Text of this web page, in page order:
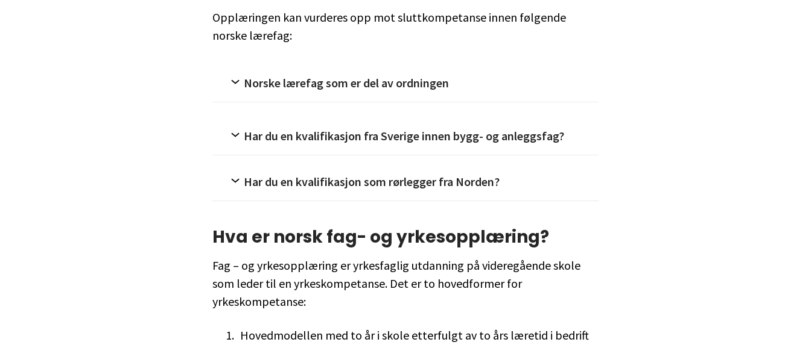
Opplæringen kan vurderes opp mot sluttkompetanse innen følgende
norske lærefag:
Norske lærefag som er del av ordningen
Har du en kvalifikasjon fra Sverige innen bygg- og anleggsfag?
Har du en kvalifikasjon som rørlegger fra Norden?
Hva er norsk fag- og yrkesopplæring?
Fag – og yrkesopplæring er yrkesfaglig utdanning på videregående skole
som leder til en yrkeskompetanse. Det er to hovedformer for
yrkeskompetanse:
Hovedmodellen med to år i skole etterfulgt av to års læretid i bedrift